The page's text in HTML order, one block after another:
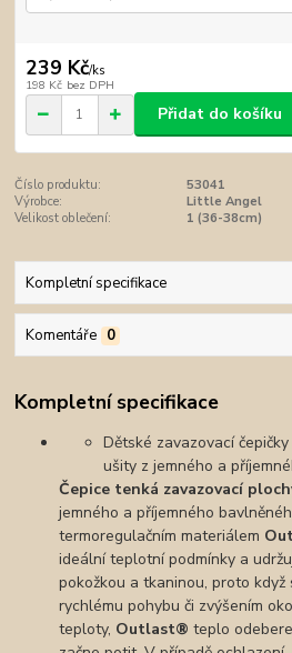
239 Kč/ks
198 Kč bez DPH
Přidat do košíku
Číslo produktu:
53041
Výrobce:
Little Angel
Velikost oblečení:
1 (36-38cm)
Kompletní specifikace
Komentáře 0
Kompletní specifikace
Dětské zavazovací
ušity z jemného a
Čepice tenká zavazovací
jemného a příjemného
termoregulačním materiálem
ideální teplotní podmínky a
pokožkou a tkaninou, proto
rychlému pohybu či zvýšením
teploty, Outlast® teplo